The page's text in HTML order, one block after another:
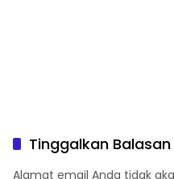
Tinggalkan Balasan
Alamat email Anda tidak